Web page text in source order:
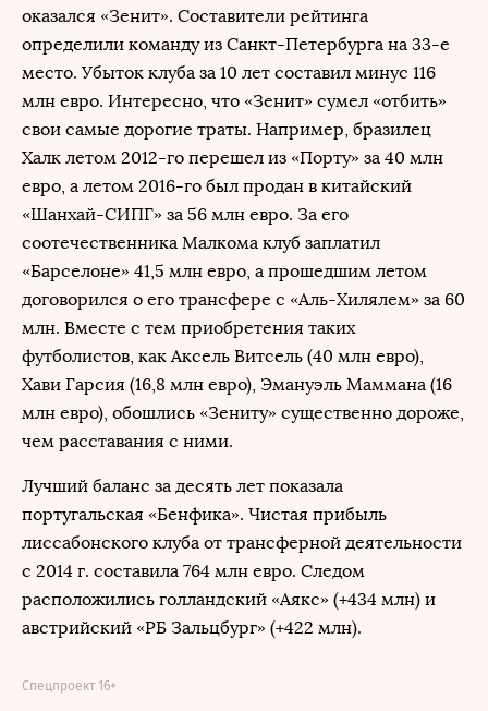
оказался «Зенит». Составители рейтинга
определили команду из Санкт-Петербурга на 33-е
место. Убыток клуба за 10 лет составил минус 116
млн евро. Интересно, что «Зенит» сумел «отбить»
свои самые дорогие траты. Например, бразилец
Халк летом 2012-го перешел из «Порту» за 40 млн
евро, а летом 2016-го был продан в китайский
«Шанхай-СИПГ» за 56 млн евро. За его
соотечественника Малкома клуб заплатил
«Барселоне» 41,5 млн евро, а прошедшим летом
договорился о его трансфере с «Аль-Хилялем» за 60
млн. Вместе с тем приобретения таких
футболистов, как Аксель Витсель (40 млн евро),
Хави Гарсия (16,8 млн евро), Эмануэль Маммана (16
млн евро), обошлись «Зениту» существенно дороже,
чем расставания с ними.
Лучший баланс за десять лет показала
португальская «Бенфика». Чистая прибыль
лиссабонского клуба от трансферной деятельности
с 2014 г. составила 764 млн евро. Следом
расположились голландский «Аякс» (+434 млн) и
австрийский «РБ Зальцбург» (+422 млн).
Спецпроект 16+